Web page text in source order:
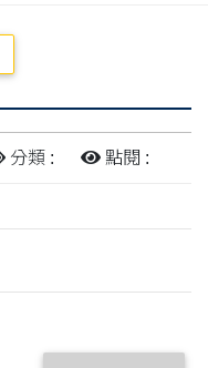
分類 : 點閱 :